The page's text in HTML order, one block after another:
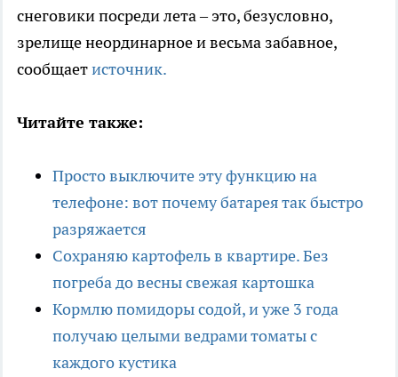
снеговики посреди лета – это, безусловно,
зрелище неординарное и весьма забавное,
сообщаетисточник.
Читайте также:
Просто выключите эту функцию на
телефоне: вот почему батарея так быстро
разряжается
Сохраняю картофель в квартире. Без
погреба до весны свежая картошка
Кормлю помидоры содой, и уже 3 года
получаю целыми ведрами томаты с
каждого кустика